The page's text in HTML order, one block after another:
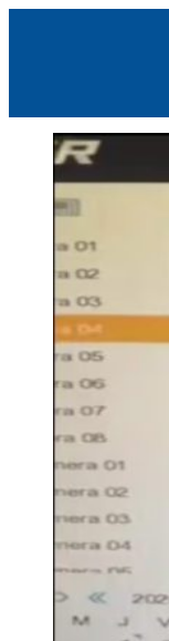
EL NUEVE
POLÍTICA
POLICIALES
EN VIVO